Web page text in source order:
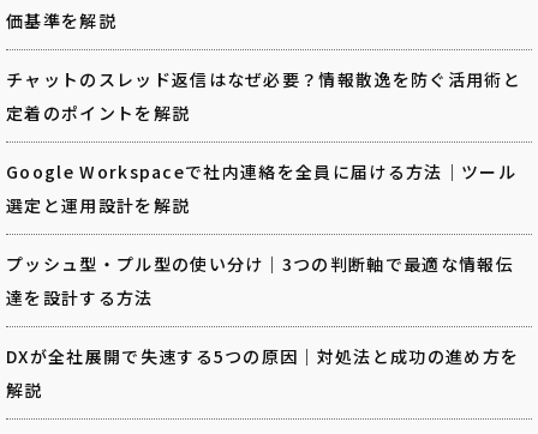
価基準を解説
チャットのスレッド返信はなぜ必要？情報散逸を防ぐ活用術と
定着のポイントを解説
Google Workspaceで社内連絡を全員に届ける方法｜ツール
選定と運用設計を解説
プッシュ型・プル型の使い分け｜3つの判断軸で最適な情報伝
達を設計する方法
DXが全社展開で失速する5つの原因｜対処法と成功の進め方を
解説